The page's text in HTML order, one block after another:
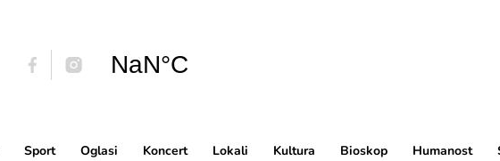
Sport Oglasi Koncert Lokali Kultura Bioskop Humanost